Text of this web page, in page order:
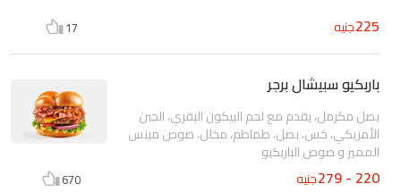
225جنيه 17
باربكيو سبيشال برجر
بصل مكرمل، يقدم مع لحم البيكون البقري، الجبن
الأمريكي، خس، بصل، طماطم، مخلل، صوص مينس
المميز و صوص الباربكيو
220 - 279 جنيه 670